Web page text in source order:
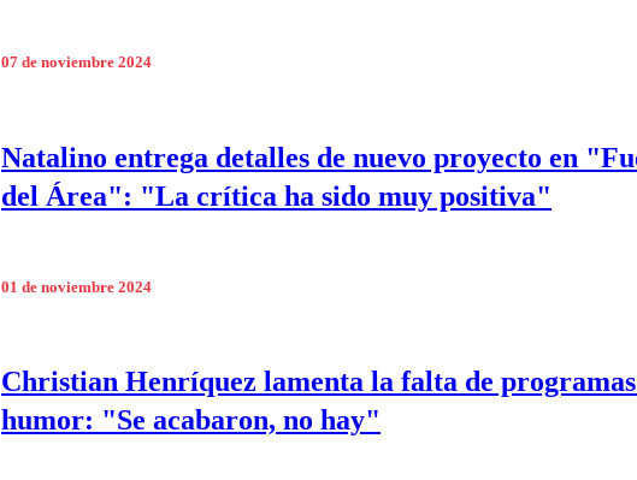
07 de noviembre 2024
Natalino entrega detalles de nuevo proyecto en
del Área": "La crítica ha sido muy positiva"
01 de noviembre 2024
Christian Henríquez lamenta la falta de
humor: "Se acabaron, no hay"